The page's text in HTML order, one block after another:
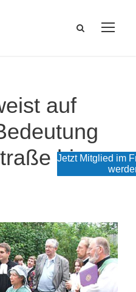
auf
hin
Jetzt Mitglied im